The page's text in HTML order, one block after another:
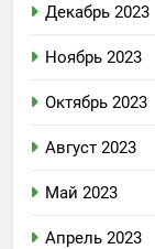
Декабрь 2023
Ноябрь 2023
Октябрь 2023
Август 2023
Май 2023
Апрель 2023